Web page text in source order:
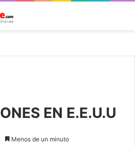
EN E.E.U.U
Menos de un minuto